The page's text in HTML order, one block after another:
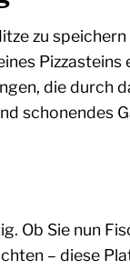
zu
die durch
schonendes
Ob Sie nun
– diese